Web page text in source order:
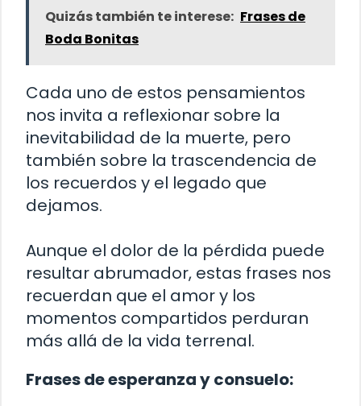
Quizás también te interese: Frases de
Boda Bonitas
Cada uno de estos pensamientos
nos invita a reflexionar sobre la
inevitabilidad de la muerte, pero
también sobre la trascendencia de
los recuerdos y el legado que
dejamos.
Aunque el dolor de la pérdida puede
resultar abrumador, estas frases nos
recuerdan que el amor y los
momentos compartidos perduran
más allá de la vida terrenal.
Frases de esperanza y consuelo: